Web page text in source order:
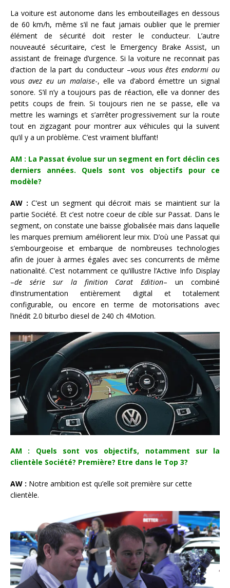
La voiture est autonome dans les embouteillages en dessous
de 60 km/h, même s’il ne faut jamais oublier que le premier
élément de sécurité doit rester le conducteur. L’autre
nouveauté sécuritaire, c’est le Emergency Brake Assist, un
assistant de freinage d’urgence. Si la voiture ne reconnait pas
d’action de la part du conducteur –vous vous êtes endormi ou
vous avez eu un malaise-, elle va d’abord émettre un signal
sonore. S’il n’y a toujours pas de réaction, elle va donner des
petits coups de frein. Si toujours rien ne se passe, elle va
mettre les warnings et s’arrêter progressivement sur la route
tout en zigzagant pour montrer aux véhicules qui la suivent
qu’il y a un problème. C’est vraiment bluffant!
AM : La Passat évolue sur un segment en fort déclin ces
derniers années. Quels sont vos objectifs pour ce
modèle?
AW : C’est un segment qui décroit mais se maintient sur la
partie Société. Et c’est notre coeur de cible sur Passat. Dans le
segment, on constate une baisse globalisée mais dans laquelle
les marques premium améliorent leur mix. D’où une Passat qui
s’embourgeoise et embarque de nombreuses technologies
afin de jouer à armes égales avec ses concurrents de même
nationalité. C’est notamment ce qu’illustre l’Active Info Display
–de série sur la finition Carat Edition– un combiné
d’instrumentation entièrement digital et totalement
configurable, ou encore en terme de motorisations avec
l’inédit 2.0 biturbo diesel de 240 ch 4Motion.
AM : Quels sont vos objectifs, notamment sur la
clientèle Société? Première? Etre dans le Top 3?
AW : Notre ambition est qu’elle soit première sur cette
clientèle.